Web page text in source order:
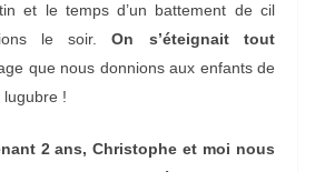
et le temps d’un battement de cil
le soir.On s’éteignait tout
que nous donnions aux enfants de
lugubre !
2 ans, Christophe et moi nous